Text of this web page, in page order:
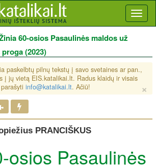
Dropdown
60-osios Pasaulinės maldos už
(2023)
paskelbtų pilnų tekstų į savo svetaines ar pan.,
į jų vietą EIS.katalikai.lt. Radus klaidų ir visais
info@katalikai.lt. Ačiū! ×
PRANCIŠKUS
osios Pasaulinės